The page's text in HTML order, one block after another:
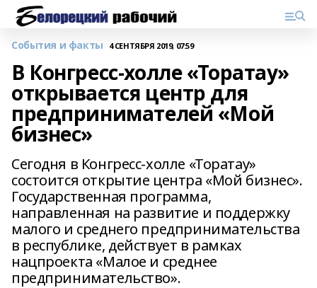
События и факты 4 СЕНТЯБРЯ 2019, 07:59
В Конгресс-холле «Торатау»
открывается центр для
предпринимателей «Мой
бизнес»
Сегодня в Конгресс-холле «Торатау»
состоится открытие центра «Мой бизнес».
Государственная программа,
направленная на развитие и поддержку
малого и среднего предпринимательства
в республике, действует в рамках
нацпроекта «Малое и среднее
предпринимательство».